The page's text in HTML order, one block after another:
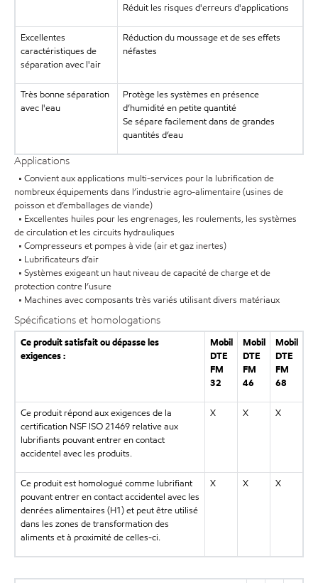
Réduit les risques d'erreurs d'applications
Excellentes
caractéristiques de
séparation avec l'air
Réduction du moussage et de ses effets
néfastes
Très bonne séparation
avec l'eau
Protège les systèmes en présence
d’humidité en petite quantité
Se sépare facilement dans de grandes
quantités d’eau
Applications
• Convient aux applications multi-services pour la lubrification de
nombreux équipements dans l’industrie agro-alimentaire (usines de
poisson et d’emballages de viande)
• Excellentes huiles pour les engrenages, les roulements, les systèmes
de circulation et les circuits hydrauliques
• Compresseurs et pompes à vide (air et gaz inertes)
• Lubrificateurs d’air
• Systèmes exigeant un haut niveau de capacité de charge et de
protection contre l’usure
• Machines avec composants très variés utilisant divers matériaux
Spécifications et homologations
Ce produit satisfait ou dépasse les
exigences :
Mobil
DTE
FM
32
Mobil
DTE
FM
46
Mobil
DTE
FM
68
Ce produit répond aux exigences de la
certification NSF ISO 21469 relative aux
lubrifiants pouvant entrer en contact
accidentel avec les produits.
X X X
Ce produit est homologué comme lubrifiant
pouvant entrer en contact accidentel avec les
denrées alimentaires (H1) et peut être utilisé
dans les zones de transformation des
aliments et à proximité de celles-ci.
X X X